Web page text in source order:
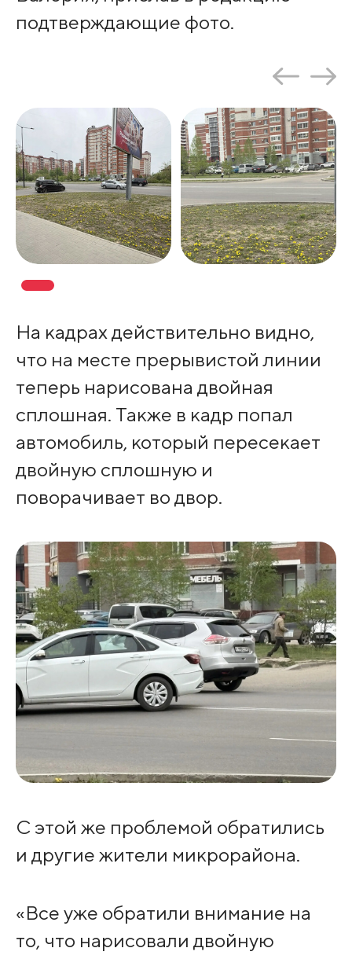
подтверждающие фото.
На кадрах действительно видно,
что на месте прерывистой линии
теперь нарисована двойная
сплошная. Также в кадр попал
автомобиль, который пересекает
двойную сплошную и
поворачивает во двор.
С этой же проблемой обратились
и другие жители микрорайона.
«Все уже обратили внимание на
то, что нарисовали двойную